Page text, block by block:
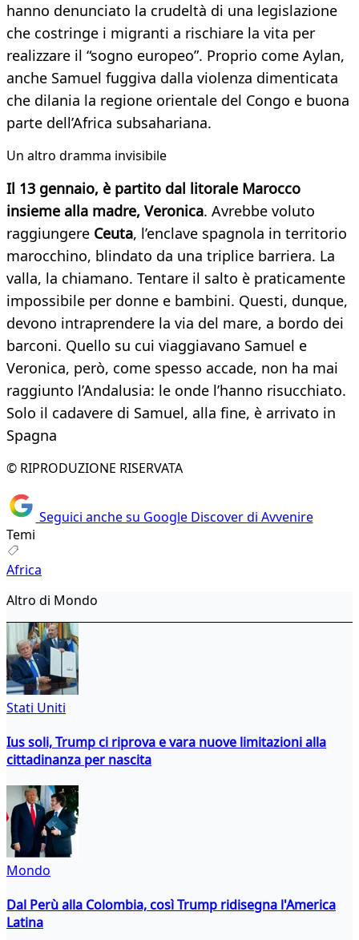
hanno denunciato la crudeltà di una legislazione
che costringe i migranti a rischiare la vita per
realizzare il “sogno europeo”. Proprio come Aylan,
anche Samuel fuggiva dalla violenza dimenticata
che dilania la regione orientale del Congo e buona
parte dell’Africa subsahariana.
Un altro dramma invisibile
Il 13 gennaio, è partito dal litorale Marocco
insieme alla madre, Veronica. Avrebbe voluto
raggiungere Ceuta, l’enclave spagnola in territorio
marocchino, blindato da una triplice barriera. La
valla, la chiamano. Tentare il salto è praticamente
impossibile per donne e bambini. Questi, dunque,
devono intraprendere la via del mare, a bordo dei
barconi. Quello su cui viaggiavano Samuel e
Veronica, però, come spesso accade, non ha mai
raggiunto l’Andalusia: le onde l’hanno risucchiato.
Solo il cadavere di Samuel, alla fine, è arrivato in
Spagna
© RIPRODUZIONE RISERVATA
Seguici anche su Google Discover di Avvenire
Temi
Africa
Altro di Mondo
Stati Uniti
Ius soli, Trump ci riprova e vara nuove limitazioni alla
cittadinanza per nascita
Mondo
Dal Perù alla Colombia, così Trump ridisegna l'America
Latina